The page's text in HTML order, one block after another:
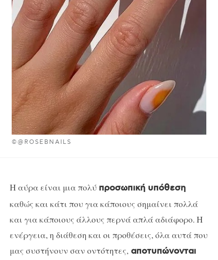
©@ROSEBNAILS
Η αύρα είναι μια πολύ προσωπική υπόθεση
καθώς και κάτι που για κάποιους σημαίνει πολλά
και για κάποιους άλλους περνά απλά αδιάφορο. Η
ενέργεια, η διάθεση και οι προθέσεις, όλα αυτά που
μας συστήνουν σαν οντότητες, αποτυπώνονται